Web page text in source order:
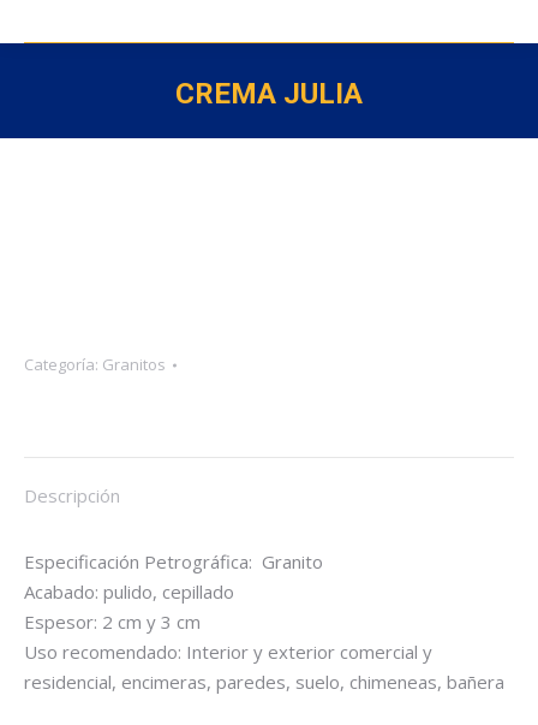
CREMA JULIA
Categoría: Granitos
Descripción
Especificación Petrográfica: Granito
Acabado: pulido, cepillado
Espesor: 2 cm y 3 cm
Uso recomendado: Interior y exterior comercial y
residencial, encimeras, paredes, suelo, chimeneas, bañera